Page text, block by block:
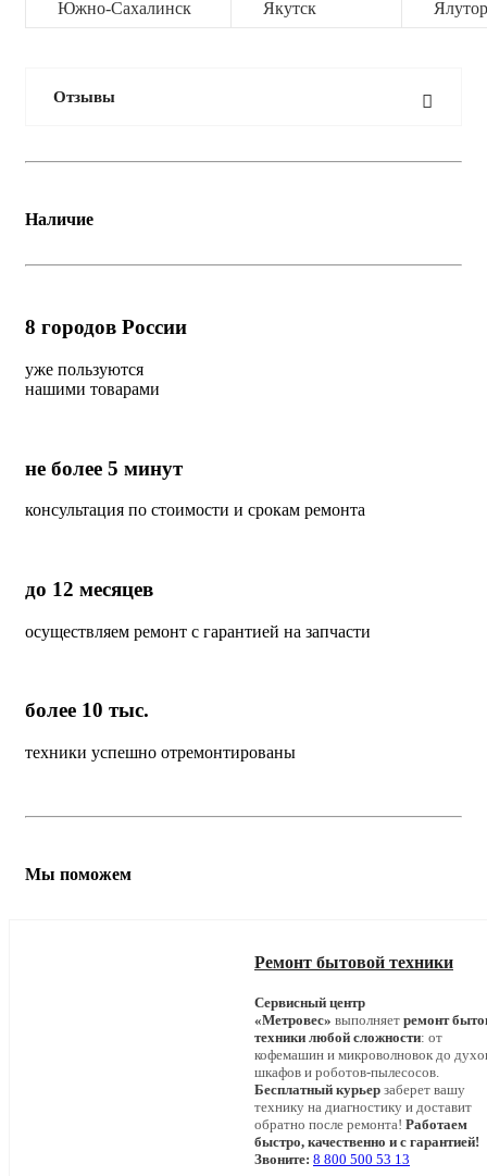
Южно-Сахалинск Якутск
Отзывы
Наличие
8 городов России
уже пользуются
нашими товарами
не более 5 минут
консультация по стоимости и срокам ремонта
до 12 месяцев
осуществляем ремонт с гарантией на запчасти
более 10 тыс.
техники успешно отремонтированы
Мы поможем
Ремонт бытовой техники
Сервисный центр
«Метровес» выполняет ремонт
техники любой сложности: от
кофемашин и микроволновок до
шкафов и роботов-пылесосов.
Бесплатный курьер заберет вашу
технику на диагностику и доставит
обратно после ремонта! Работаем
быстро, качественно и с гарантией!
Звоните: 8 800 500 53 13